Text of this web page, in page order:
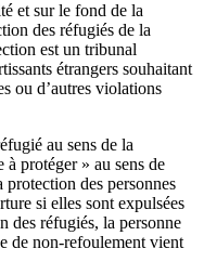
et sur le fond de la
des réfugiés de la
est un tribunal
étrangers souhaitant
ou d’autres violations
au sens de la
protéger » au sens de
des personnes
si elles sont expulsées
des réfugiés, la personne
de non-refoulement vient